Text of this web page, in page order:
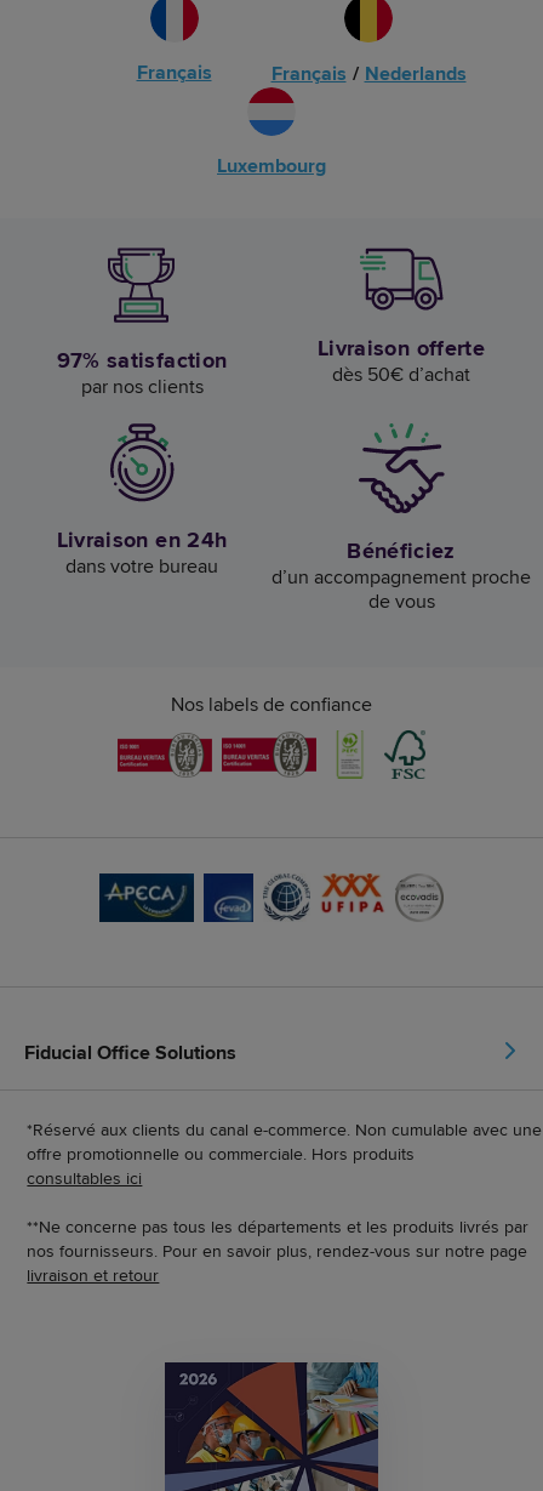
Français Français / Nederlands
Luxembourg
97% satisfaction
par nos clients
Livraison offerte
dès 50€ d’achat
Livraison en 24h
dans votre bureau Bénéficiez
d’un accompagnement proche
de vous
Nos labels de confiance
Fiducial Office Solutions
*Réservé aux clients du canal e-commerce. Non cumulable avec une
offre promotionnelle ou commerciale. Hors produits
consultables ici
**Ne concerne pas tous les départements et les produits livrés par
nos fournisseurs. Pour en savoir plus, rendez-vous sur notre page
livraison et retour